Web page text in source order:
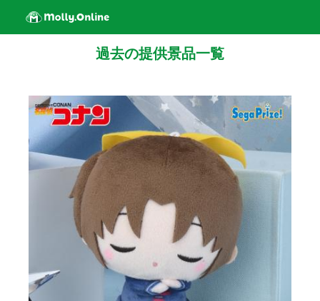
過去の提供景品一覧